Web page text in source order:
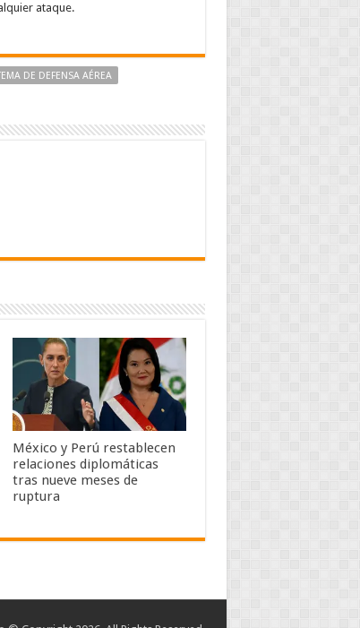
ataque.
DE DEFENSA AÉREA
México y Perú restablecen
relaciones diplomáticas
tras nueve meses de
ruptura